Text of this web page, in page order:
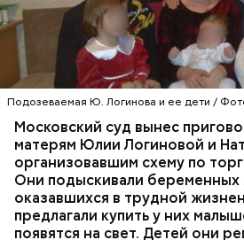
Подозеваемая Ю. Логинова и ее дети /
Московский суд вынес
матерям Юлии Логиновой и
организовавшим схему по
Они подыскивали
оказавшихся в трудной
предлагали купить у них
появятся на свет. Детей они
Впервые о своем счастливом
Юлия Логинова рассказала еще
газете «Новокосино»
заголовком «Чужих детей не
жительница столичного района
статье женщину представляют
мать.
ПРОИСШЕСТВИЯ
РАЙОН
СЛЕДСТВЕННЫЙ КОМИТЕТ
ТОРГОВЛЯ ЛЮДЬМИ
МОСКВА
«Параграф-88» — кто